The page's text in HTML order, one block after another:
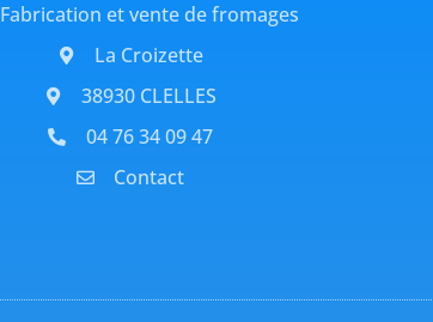
Fabrication et vente de fromages
La Croizette
38930 CLELLES
04 76 34 09 47
Contact